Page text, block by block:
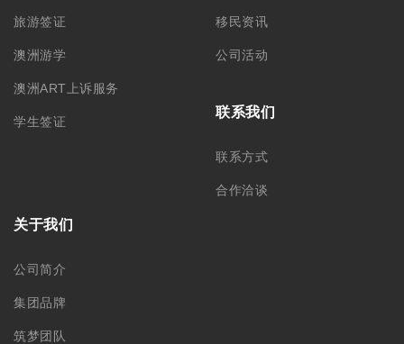
旅游签证
澳洲游学
澳洲ART上诉服务
学生签证
移民资讯
公司活动
联系我们
联系方式
合作洽谈
关于我们
公司简介
集团品牌
筑梦团队